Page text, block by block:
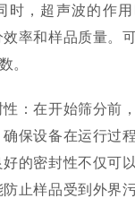
时，超声波的作
率和样品质量。
。
在开始筛分前
保设备在运行过
的密封性不仅可
止样品受到外界